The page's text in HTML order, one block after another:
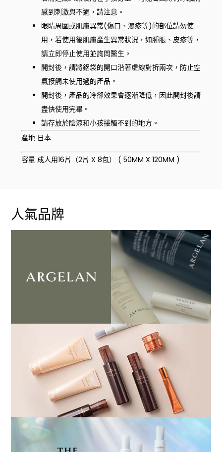
感到刺激與不適，請注意。
眼睛周圍或肌膚異常(傷口、濕疹等)的部位請勿使
用，若使用後肌膚產生異常狀況，如腫脹、皮疹等，
請立即停止使用並詢問醫生。
開封後，請將鋁袋的開口沿著虛線對折兩次，防止空
氣接觸未使用過的產品。
開封後，產品的冷卻效果會逐漸降低，因此開封後請
盡快使用完畢。
請存放於陰涼和小孩接觸不到的地方。
產地 日本
容量 成人用16片（2片 X 8包） ( 50MM X 120MM )
人氣品牌